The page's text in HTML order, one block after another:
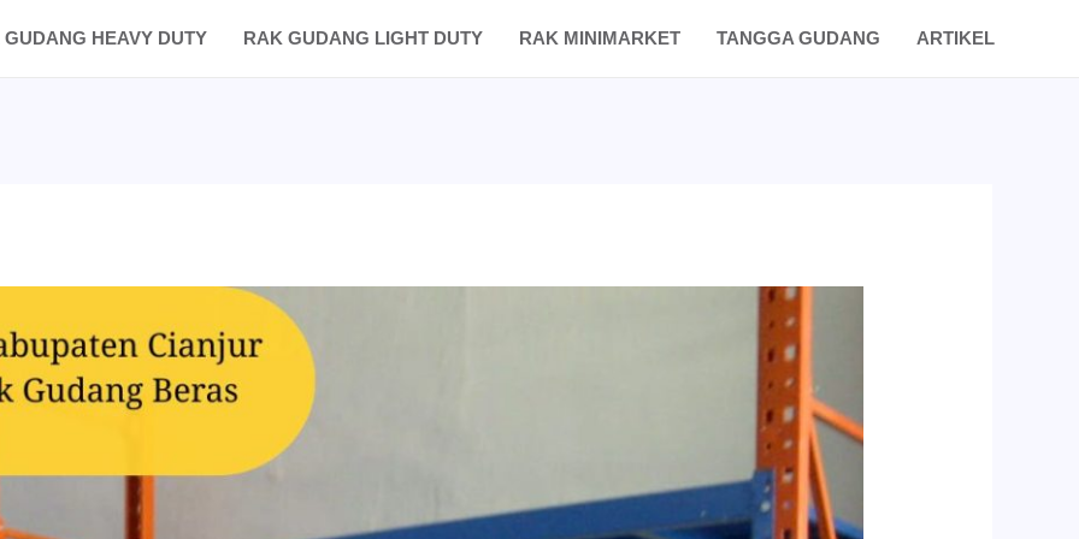
GUDANG HEAVY DUTY RAK GUDANG LIGHT DUTY RAK MINIMARKET TANGGA GUDANG ARTIKEL